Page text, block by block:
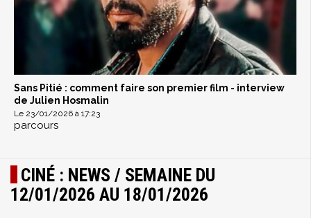
Sans Pitié : comment faire son premier film - interview
de Julien Hosmalin
Le 23/01/2026 à 17:23
parcours
CINÉ : NEWS / SEMAINE DU
12/01/2026 AU 18/01/2026